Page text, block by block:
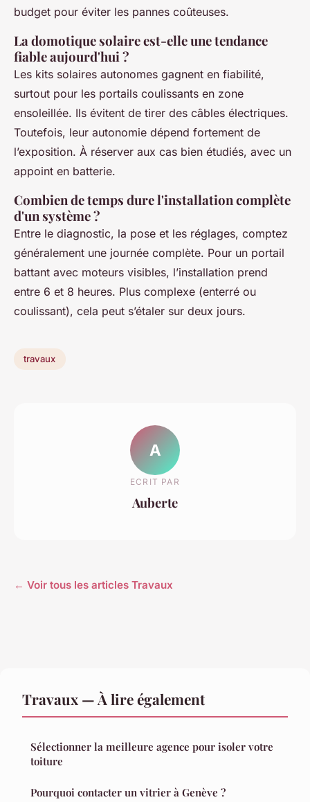
budget pour éviter les pannes coûteuses.
La domotique solaire est-elle une tendance
fiable aujourd'hui ?
Les kits solaires autonomes gagnent en fiabilité,
surtout pour les portails coulissants en zone
ensoleillée. Ils évitent de tirer des câbles électriques.
Toutefois, leur autonomie dépend fortement de
l’exposition. À réserver aux cas bien étudiés, avec un
appoint en batterie.
Combien de temps dure l'installation complète
d'un système ?
Entre le diagnostic, la pose et les réglages, comptez
généralement une journée complète. Pour un portail
battant avec moteurs visibles, l’installation prend
entre 6 et 8 heures. Plus complexe (enterré ou
coulissant), cela peut s’étaler sur deux jours.
travaux
A
ECRIT PAR
Auberte
← Voir tous les articles Travaux
Travaux — À lire également
Sélectionner la meilleure agence pour isoler votre
toiture
Pourquoi contacter un vitrier à Genève ?